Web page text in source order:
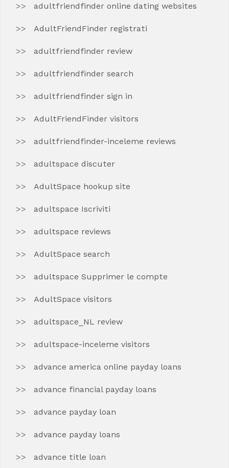
adultfriendfinder online dating websites
AdultFriendFinder registrati
adultfriendfinder review
adultfriendfinder search
adultfriendfinder sign in
AdultFriendFinder visitors
adultfriendfinder-inceleme reviews
adultspace discuter
AdultSpace hookup site
adultspace Iscriviti
adultspace reviews
AdultSpace search
adultspace Supprimer le compte
AdultSpace visitors
adultspace_NL review
adultspace-inceleme visitors
advance america online payday loans
advance financial payday loans
advance payday loan
advance payday loans
advance title loan